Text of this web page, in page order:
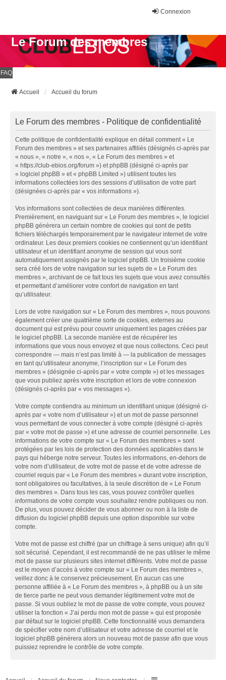
Connexion
Le Forum des membres
FAQ
Accueil Accueil du forum
Le Forum des membres - Politique de confidentialité
Cette politique de confidentialité explique en détail comment « Le
Forum des membres » et ses partenaires affiliés (désignés ci-après par
« nous », « notre », « nos », « Le Forum des membres » et
« https://club-ebios.org/forum ») et phpBB (désigné ci-après par
« logiciel phpBB » et « phpBB Limited ») utilisent toutes les
informations collectées lors des sessions d’utilisation de votre part
(désignées ci-après par « vos informations »).
Vos informations sont collectées de deux manières différentes.
Premièrement, en naviguant sur « Le Forum des membres », le logiciel
phpBB génèrera un certain nombre de cookies qui sont de petits
fichiers téléchargés temporairement par le navigateur internet de votre
ordinateur. Les deux premiers cookies ne contiennent qu’un identifiant
utilisateur et un identifiant anonyme de session qui vous sont
automatiquement assignés par le logiciel phpBB. Un troisième cookie
sera créé lors de votre navigation sur les sujets de « Le Forum des
membres », archivant de ce fait tous les sujets que vous avez consultés
et permettant d’améliorer votre confort de navigation en tant
qu’utilisateur.
Lors de votre navigation sur « Le Forum des membres », nous pouvons
également créer une quatrième sorte de cookies, externes au
document qui est prévu pour couvrir uniquement les pages créées par
le logiciel phpBB. La seconde manière est de récupérer les
informations que vous nous envoyez et que nous collectons. Ceci peut
correspondre — mais n’est pas limité à — la publication de messages
en tant qu’utilisateur anonyme, l’inscription sur « Le Forum des
membres » (désignée ci-après par « votre compte ») et les messages
que vous publiez après votre inscription et lors de votre connexion
(désignés ci-après par « vos messages »).
Votre compte contiendra au minimum un identifiant unique (désigné ci-
après par « votre nom d’utilisateur ») et un mot de passe personnel
vous permettant de vous connecter à votre compte (désigné ci-après
par « votre mot de passe ») et une adresse de courriel personnelle. Les
informations de votre compte sur « Le Forum des membres » sont
protégées par les lois de protection des données applicables dans le
pays qui héberge notre serveur. Toutes les informations, en-dehors de
votre nom d’utilisateur, de votre mot de passe et de votre adresse de
courriel requis par « Le Forum des membres » durant votre inscription,
sont obligatoires ou facultatives, à la seule discrétion de « Le Forum
des membres ». Dans tous les cas, vous pouvez contrôler quelles
informations de votre compte vous souhaitez rendre publiques ou non.
De plus, vous pouvez décider de vous abonner ou non à la liste de
diffusion du logiciel phpBB depuis une option disponible sur votre
compte.
Votre mot de passe est chiffré (par un chiffrage à sens unique) afin qu’il
soit sécurisé. Cependant, il est recommandé de ne pas utiliser le même
mot de passe sur plusieurs sites internet différents. Votre mot de passe
est le moyen d’accès à votre compte sur « Le Forum des membres »,
veillez donc à le conservez précieusement. En aucun cas une
personne affiliée à « Le Forum des membres », à phpBB ou à un site
de tierce partie ne peut vous demander légitimement votre mot de
passe. Si vous oubliez le mot de passe de votre compte, vous pouvez
utiliser la fonction « J’ai perdu mon mot de passe » qui est proposée
par défaut sur le logiciel phpBB. Cette fonctionnalité vous demandera
de spécifier votre nom d’utilisateur et votre adresse de courriel et le
logiciel phpBB générera alors un nouveau mot de passe afin que vous
puissiez reprendre le contrôle de votre compte.